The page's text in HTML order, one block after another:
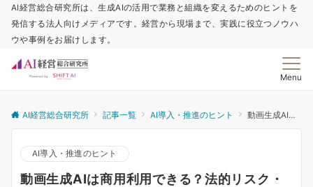
AI経営総合研究所は、生成AIの活用で業務と組織を変えるためのヒントを
発信する法人向けメディアです。経営から現場まで、実践に役立つノウハ
ウや事例をお届けします。
Menu
AI経営総合研究所 記事一覧 AI導入・推進のヒント 動画生成AIは商用利用できる？法的リスク・利用規約・導入チェックリストを解説
AI導入・推進のヒント
動画生成AIは商用利用できる？法的リスク・